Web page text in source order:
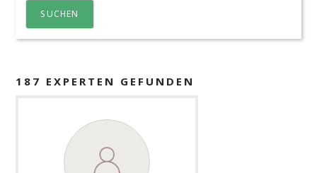
SUCHEN
187 EXPERTEN GEFUNDEN